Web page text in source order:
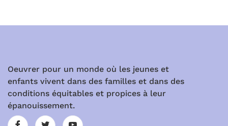
Oeuvrer pour un monde où les jeunes et
enfants vivent dans des familles et dans des
conditions équitables et propices à leur
épanouissement.